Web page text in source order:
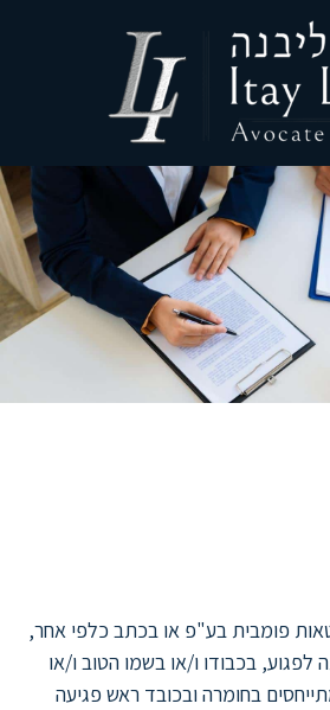
פומבית בע"פ או בכתב כלפי אחר,
לפגוע, בכבודו ו/או בשמו הטוב ו/או
בחומרה ובכובד ראש פגיעה